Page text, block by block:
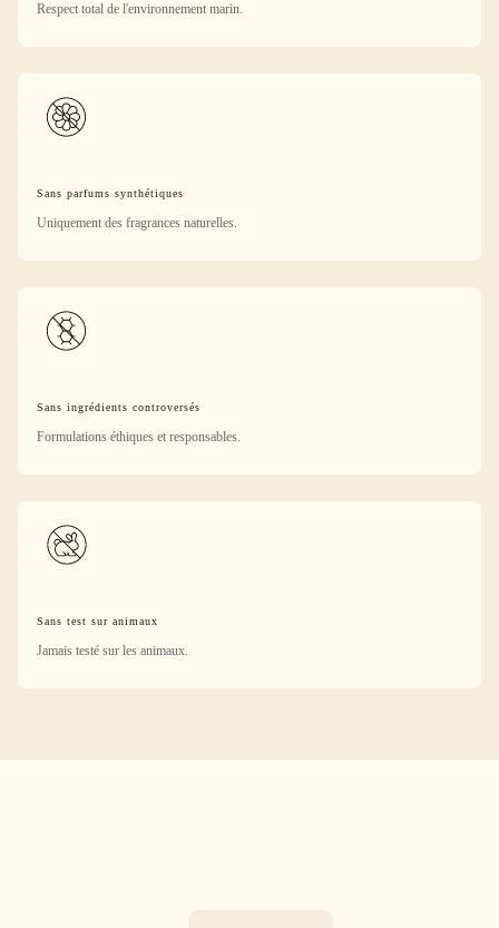
Respect total de l'environnement marin.
Sans parfums synthétiques
Uniquement des fragrances naturelles.
Sans ingrédients controversés
Formulations éthiques et responsables.
Sans test sur animaux
Jamais testé sur les animaux.